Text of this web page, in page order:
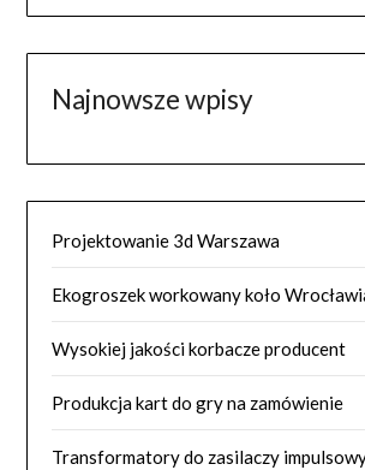
Najnowsze wpisy
Projektowanie 3d Warszawa
Ekogroszek workowany koło
Wysokiej jakości korbacze producent
Produkcja kart do gry na zamówienie
Transformatory do zasilaczy